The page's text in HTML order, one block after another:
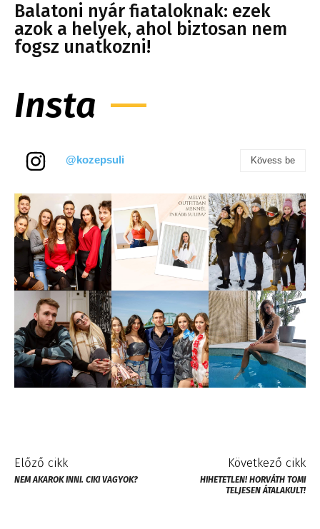
Balatoni nyár fiataloknak: ezek
azok a helyek, ahol biztosan nem
fogsz unatkozni!
Insta
@kozepsuli Kövess be
Előző cikk
NEM AKAROK INNI. CIKI VAGYOK?
Következő cikk
HIHETETLEN! HORVÁTH TOMI
TELJESEN ÁTALAKULT!